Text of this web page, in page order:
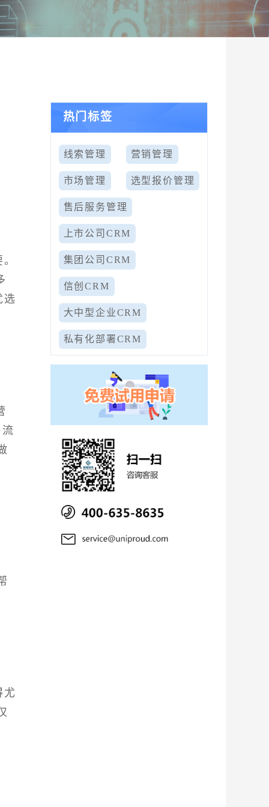
选
尤
热门标签
线索管理 营销管理
市场管理 选型报价管理
售后服务管理
上市公司CRM
集团公司CRM
信创CRM
大中型企业CRM
私有化部署CRM